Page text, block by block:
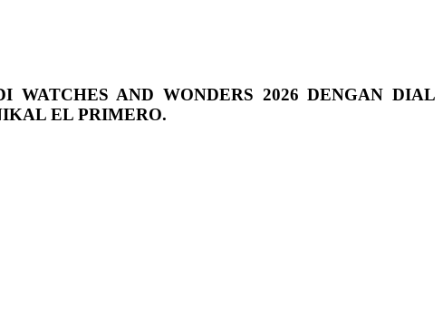
WATCHES AND WONDERS 2026 DENGAN DIAL
EL PRIMERO.